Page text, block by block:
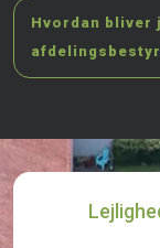
Hvordan bliver